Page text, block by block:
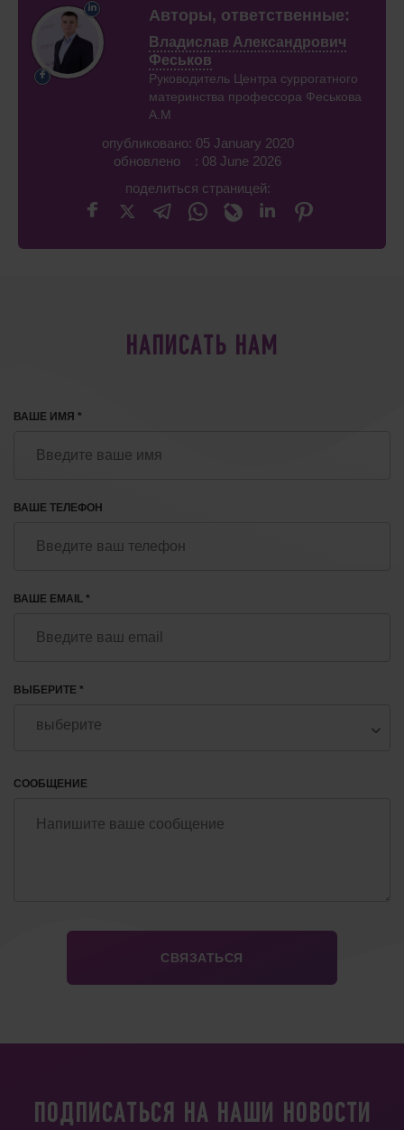
Авторы, ответственные:
Владислав Александрович
Феськов
Руководитель Центра суррогатного
материнства профессора Феськова
А.М
опубликовано: 05 January 2020
обновлено : 08 June 2026
поделиться страницей:
НАПИСАТЬ НАМ
ВАШЕ ИМЯ *
ВАШЕ ТЕЛЕФОН
ВАШЕ EMAIL *
ВЫБЕРИТЕ *
СООБЩЕНИЕ
ПОДПИСАТЬСЯ НА НАШИ НОВОСТИ